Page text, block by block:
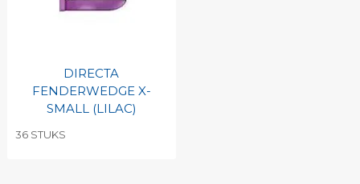
DIRECTA
FENDERWEDGE X-
SMALL (LILAC)
36 STUKS